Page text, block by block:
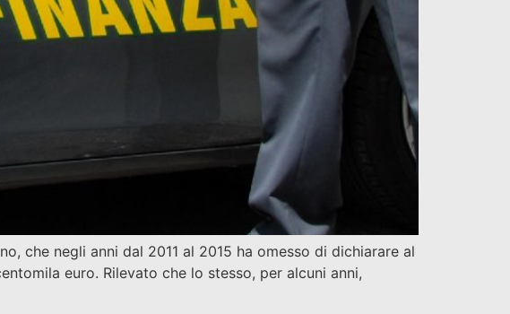
che negli anni dal 2011 al 2015 ha omesso di dichiarare al
euro. Rilevato che lo stesso, per alcuni anni,